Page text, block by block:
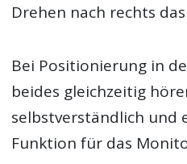
Drehen nach rechts
Bei Positionierung in
beides gleichzeitig
selbstverständlich und
Funktion für das